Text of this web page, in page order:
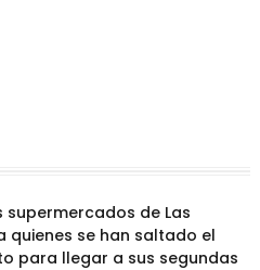
supermercados de Las
quienes se han saltado el
para llegar a sus segundas